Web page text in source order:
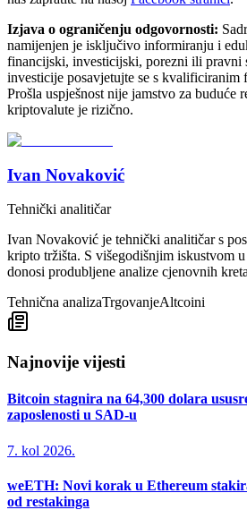
Izjava o ograničenju odgovornosti:
namijenjen je isključivo informiranju i
financijski, investicijski, porezni ili pravni
investicije posavjetujte se s kvalificiranim
Prošla uspješnost nije jamstvo za buduće
kriptovalute je rizično.
Ivan Novaković
Tehnički analitičar
Ivan Novaković je tehnički analitičar s
kripto tržišta. S višegodišnjim iskustvom
donosi produbljene analize cjenovnih
Tehnična analizaTrgovanjeAltcoini
Najnovije vijesti
Bitcoin stagnira na 64,300 dolara
zaposlenosti u SAD-u
7. kol 2026.
weETH: Novi korak u Ethereum
od restakinga